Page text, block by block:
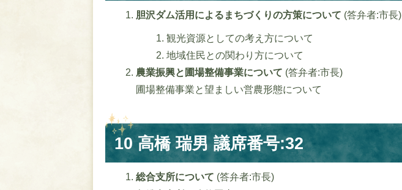
胆沢ダム活用によるまちづくりの方策について (答弁者:市長)
観光資源としての考え方について
地域住民との関わり方について
農業振興と圃場整備事業について (答弁者:市長)
圃場整備事業と望ましい営農形態について
10 高橋 瑞男 議席番号:32
総合支所について (答弁者:市長)